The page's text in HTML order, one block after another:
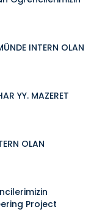
INTERN OLAN
YY. MAZERET
OLAN
Project